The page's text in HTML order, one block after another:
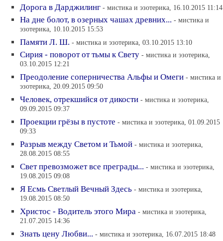
Дорога в Дарджилинг - мистика и эзотерика, 16.10.2015 11:14
На дне болот, в озерных чашах древних... - мистика и
эзотерика, 10.10.2015 15:53
Памяти Л. Ш. - мистика и эзотерика, 03.10.2015 13:10
Сирия - поворот от тьмы к Свету - мистика и эзотерика,
03.10.2015 12:21
Преодоление соперничества Альфы и Омеги - мистика и
эзотерика, 20.09.2015 09:50
Человек, отрекшийся от дикости - мистика и эзотерика,
09.09.2015 09:37
Проекции грёзы в пустоте - мистика и эзотерика, 01.09.2015
09:33
Разрыв между Светом и Тьмой - мистика и эзотерика,
28.08.2015 08:55
Свет превозможет все преграды... - мистика и эзотерика,
19.08.2015 09:08
Я Есмь Светлый Вечный Здесь - мистика и эзотерика,
19.08.2015 08:50
Христос - Водитель этого Мира - мистика и эзотерика,
21.07.2015 14:36
Знать цену Любви... - мистика и эзотерика, 16.07.2015 18:48